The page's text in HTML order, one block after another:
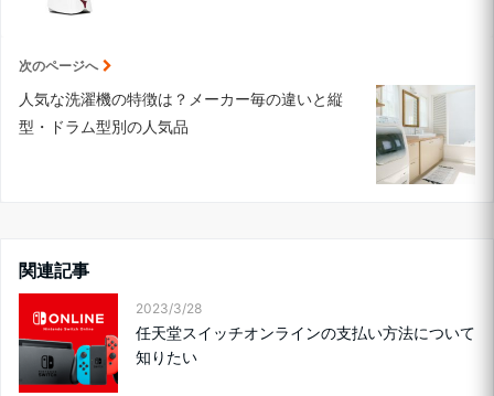
次のページへ
人気な洗濯機の特徴は？メーカー毎の違いと縦
型・ドラム型別の人気品
関連記事
2023/3/28
任天堂スイッチオンラインの支払い方法について
知りたい